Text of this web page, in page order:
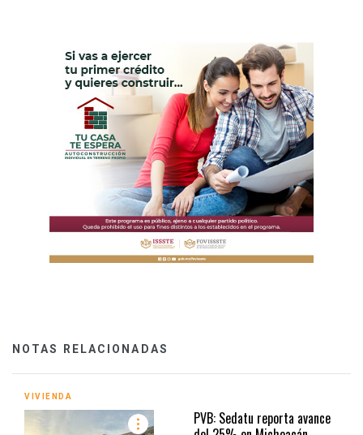
NOTAS RELACIONADAS
VIVIENDA
PVB: Sedatu reporta avance